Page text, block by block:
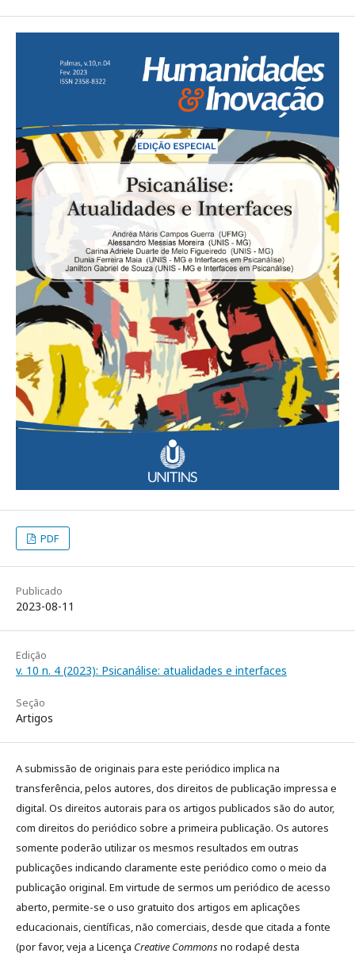
PDF
Publicado
2023-08-11
Edição
v. 10 n. 4 (2023): Psicanálise: atualidades e interfaces
Seção
Artigos
A submissão de originais para este periódico implica na
transferência, pelos autores, dos direitos de publicação impressa e
digital. Os direitos autorais para os artigos publicados são do autor,
com direitos do periódico sobre a primeira publicação. Os autores
somente poderão utilizar os mesmos resultados em outras
publicações indicando claramente este periódico como o meio da
publicação original. Em virtude de sermos um periódico de acesso
aberto, permite-se o uso gratuito dos artigos em aplicações
educacionais, científicas, não comerciais, desde que citada a fonte
(por favor, veja a Licença Creative Commonsno rodapé desta